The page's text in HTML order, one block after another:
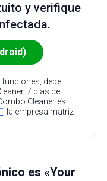
y verifique
debe
7 días de
Cleaner es
, la empresa matriz
es «Your